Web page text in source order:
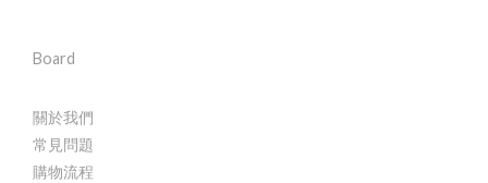
Board
關於我們
常見問題
購物流程